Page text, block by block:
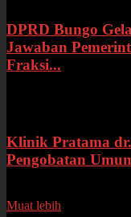
DPRD Bungo
Jawaban
Fraksi...
Klinik Pratama
Pengobatan
Muat lebih